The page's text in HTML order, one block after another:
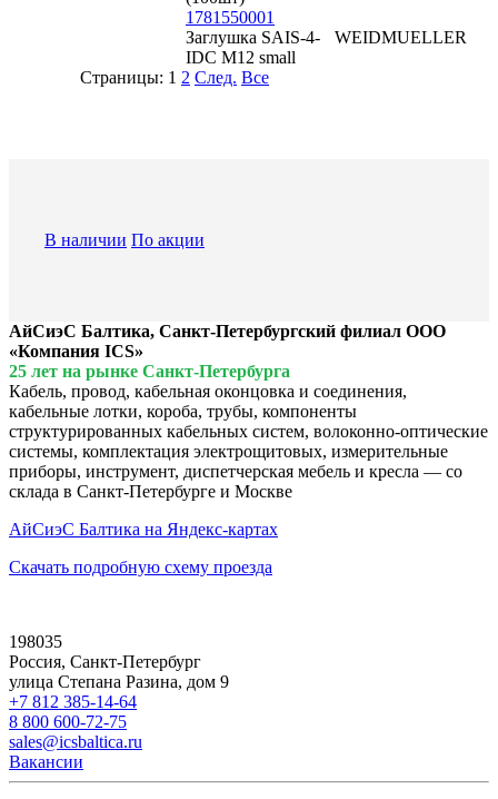
1781550001
Заглушка SAIS-4-
IDC M12 small
WEIDMUELLER
Страницы: 1 2 След. Все
В наличии По акции
АйСиэС Балтика, Санкт-Петербургский филиал ООО
«Компания ICS»
25 лет на рынке Санкт-Петербурга
Кабель, провод, кабельная оконцовка и соединения,
кабельные лотки, короба, трубы, компоненты
структурированных кабельных систем, волоконно-оптические
системы, комплектация электрощитовых, измерительные
приборы, инструмент, диспетчерская мебель и кресла — со
склада в Санкт-Петербурге и Москве
АйСиэС Балтика на Яндекс-картах
Скачать подробную схему проезда
198035
Россия, Санкт-Петербург
улица Степана Разина, дом 9
+7 812 385-14-64
8 800 600-72-75
sales@icsbaltica.ru
Вакансии